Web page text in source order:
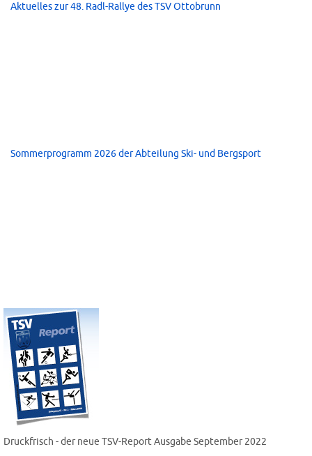
Aktuelles zur 48. Radl-Rallye des TSV Ottobrunn
Sommerprogramm 2026 der Abteilung Ski- und Bergsport
Druckfrisch - der neue TSV-Report Ausgabe September 2022